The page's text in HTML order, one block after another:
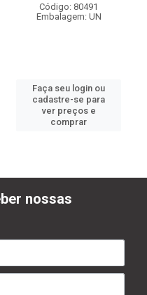
Código: 80491
Embalagem: UN
Faça seu login ou
cadastre-se para
ver preços e
comprar
nossas